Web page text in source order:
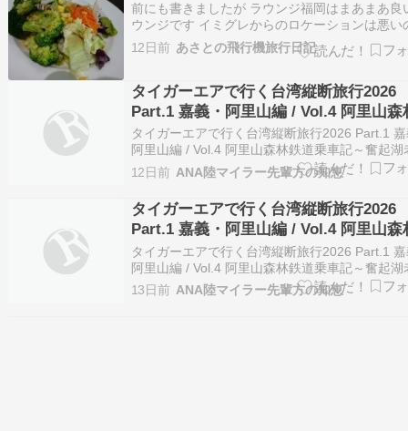
前にも書きましたが ラウンジ福岡はまあまあ良
ウンジです イミグレからのロケーションは悪い
すが 私が乗りますエバー航空の使用ゲートから
いです 飲食も充実しています 下手な航空会社
に大盛の野菜サラダ ここはブロッコリー…
12日前 あさとの飛行機旅行日記
タイガーエアで行く台湾縦断旅行2026
Part.1 嘉義・阿里山編 / Vol.4 阿里山森
道乗車記～奮起湖老街と名物「奮起湖
（駅弁）」を楽しむ～
タイガーエアで行く台湾縦断旅行2026 Part.1
阿里山編 / Vol.4 阿里山森林鉄道乗車記～奮起湖
と名物「奮起湖便當（駅弁）」を楽しむ～ -
labo -walking around the world- 続きを読む
12日前 ANA陸マイラー先輩方の知恵
タイガーエアで行く台湾縦断旅行2026
Part.1 嘉義・阿里山編 / Vol.4 阿里山森
道乗車記～奮起湖老街と名物「奮起湖
（駅弁）」を楽しむ～
タイガーエアで行く台湾縦断旅行2026 Part.1
阿里山編 / Vol.4 阿里山森林鉄道乗車記～奮起湖
と名物「奮起湖便當（駅弁）」を楽しむ～ -
labo -walking around the world- 続きを読む
13日前 ANA陸マイラー先輩方の知恵